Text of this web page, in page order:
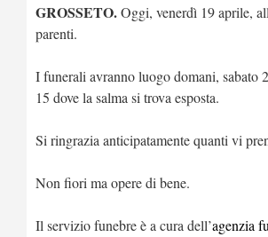
GROSSETO.Oggi, venerdì 19 aprile,
parenti.
I funerali avranno luogo domani, sabato
15 dove la salma si trova esposta.
Si ringrazia anticipatamente quanti vi
Non fiori ma opere di bene.
Il servizio funebre è a cura dell’agenzia